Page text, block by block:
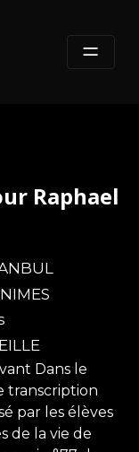
Raphael
Dans le
transcription
par les élèves
de la vie de